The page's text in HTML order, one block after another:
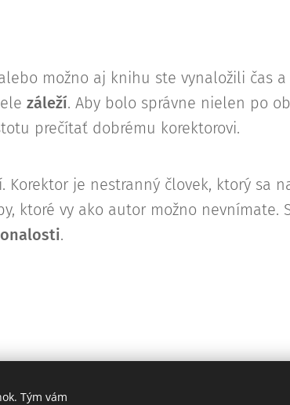
možno aj knihu ste vynaložili čas a
záleží. Aby bolo správne nielen po
prečítať dobrému korektorovi.
Korektor je nestranný človek, ktorý sa
ktoré vy ako autor možno nevnímate.
.
Tým vám